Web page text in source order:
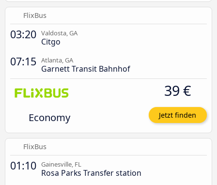
FlixBus
03:20 Valdosta, GA
Citgo
07:15 Atlanta, GA
Garnett Transit Bahnhof
Economy
39 €
Jetzt finden
FlixBus
01:10 Gainesville, FL
Rosa Parks Transfer station